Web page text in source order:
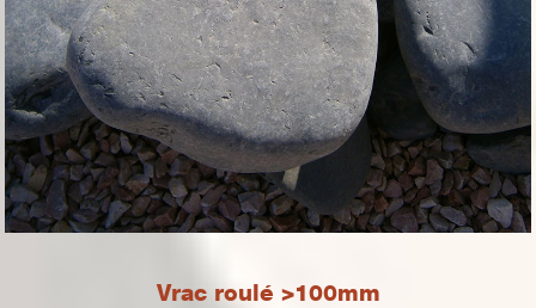
Vrac roulé >100mm